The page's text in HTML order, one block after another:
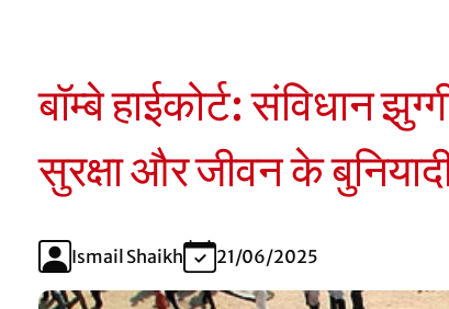
बॉम्बे हाईकोर्ट: संविधान
सुरक्षा और जीवन के
Ismail Shaikh 21/06/2025